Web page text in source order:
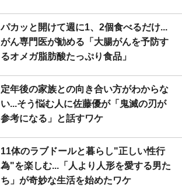
パカッと開けて週に1、2個食べるだけ...
がん専門医が勧める「大腸がんを予防す
るオメガ脂肪酸たっぷり食品」
定年後の家族との向き合い方がわからな
い...そう悩む人に佐藤優が「鬼滅の刃が
参考になる」と話すワケ
11体のラブドールと暮らし"正しい性行
為"を楽しむ...「人より人形を愛する男た
ち」が奇妙な生活を始めたワケ